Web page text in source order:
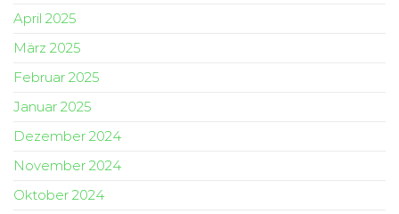
April 2025
März 2025
Februar 2025
Januar 2025
Dezember 2024
November 2024
Oktober 2024